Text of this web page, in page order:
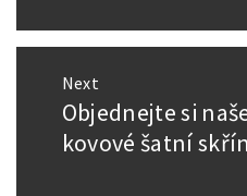
Next
Next
post:
Objednejte si
kovové šatní